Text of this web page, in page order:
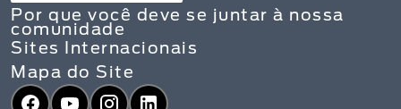
Por que você deve se juntar à nossa
comunidade
Sites Internacionais
Mapa do Site
Facebook
YouTubeInstagram
LinkedIn